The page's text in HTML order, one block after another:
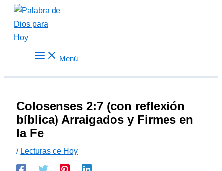
contenido
Menú
Colosenses 2:7 (con reflexión
bíblica) Arraigados y Firmes en
la Fe
/ Lecturas de Hoy